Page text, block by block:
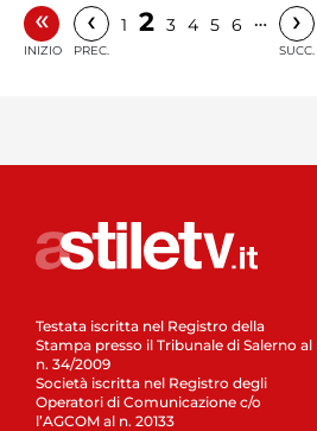
«
INIZIO
‹
PREC.
1 2 3 4 5 6 … ›
SUCC.
Testata iscritta nel Registro della
Stampa presso il Tribunale di Salerno al
n. 34/2009
Società iscritta nel Registro degli
Operatori di Comunicazione c/o
l’AGCOM al n. 20133